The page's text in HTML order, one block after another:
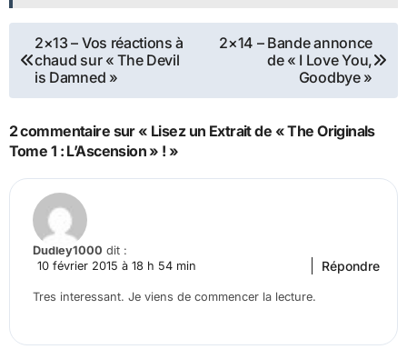
Navigation
de
l’article
2×13 – Vos réactions à
chaud sur « The Devil
is Damned »
2×14 – Bande annonce
de « I Love You,
Goodbye »
2 commentaire sur « Lisez un Extrait de « The Originals
Tome 1 : L’Ascension » ! »
Dudley1000 dit :
10 février 2015 à 18 h 54 min
Tres interessant. Je viens de commencer la lecture.
Répondre